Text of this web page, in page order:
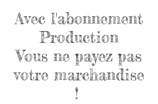
Avec l'abonnement
Production
Vous ne payez pas
votre marchandise
!